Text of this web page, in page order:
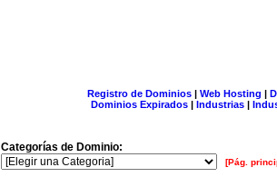
Registro de Dominios| Web Hosting |
Dominios Expirados | Industrias |
Categorías de Dominio:
[Pág.